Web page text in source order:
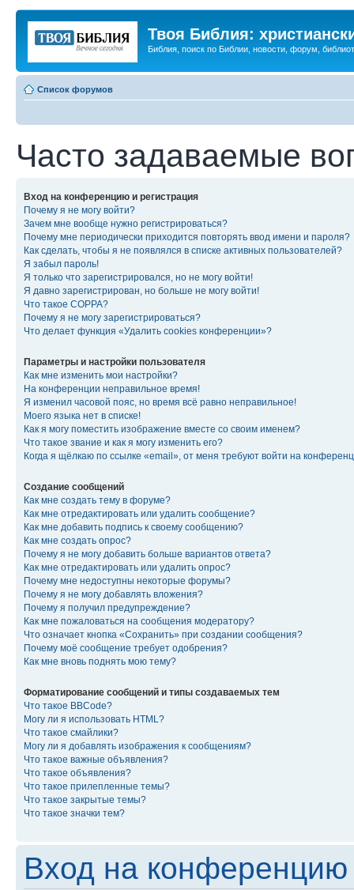
Твоя Библия:
Библия, поиск по Библии, новости, форум,
Список форумов
Часто задаваемые
Вход на конференцию и регистрация
Почему я не могу войти?
Зачем мне вообще нужно регистрироваться?
Почему мне периодически приходится повторять ввод имени и пароля?
Как сделать, чтобы я не появлялся в списке активных пользователей?
Я забыл пароль!
Я только что зарегистрировался, но не могу войти!
Я давно зарегистрирован, но больше не могу войти!
Что такое COPPA?
Почему я не могу зарегистрироваться?
Что делает функция «Удалить cookies конференции»?
Параметры и настройки пользователя
Как мне изменить мои настройки?
На конференции неправильное время!
Я изменил часовой пояс, но время всё равно неправильное!
Моего языка нет в списке!
Как я могу поместить изображение вместе со своим именем?
Что такое звание и как я могу изменить его?
Когда я щёлкаю по ссылке «email», от меня требуют войти на
Создание сообщений
Как мне создать тему в форуме?
Как мне отредактировать или удалить сообщение?
Как мне добавить подпись к своему сообщению?
Как мне создать опрос?
Почему я не могу добавить больше вариантов ответа?
Как мне отредактировать или удалить опрос?
Почему мне недоступны некоторые форумы?
Почему я не могу добавлять вложения?
Почему я получил предупреждение?
Как мне пожаловаться на сообщения модератору?
Что означает кнопка «Сохранить» при создании сообщения?
Почему моё сообщение требует одобрения?
Как мне вновь поднять мою тему?
Форматирование сообщений и типы создаваемых тем
Что такое BBCode?
Могу ли я использовать HTML?
Что такое смайлики?
Могу ли я добавлять изображения к сообщениям?
Что такое важные объявления?
Что такое объявления?
Что такое прилепленные темы?
Что такое закрытые темы?
Что такое значки тем?
Вход на конференцию